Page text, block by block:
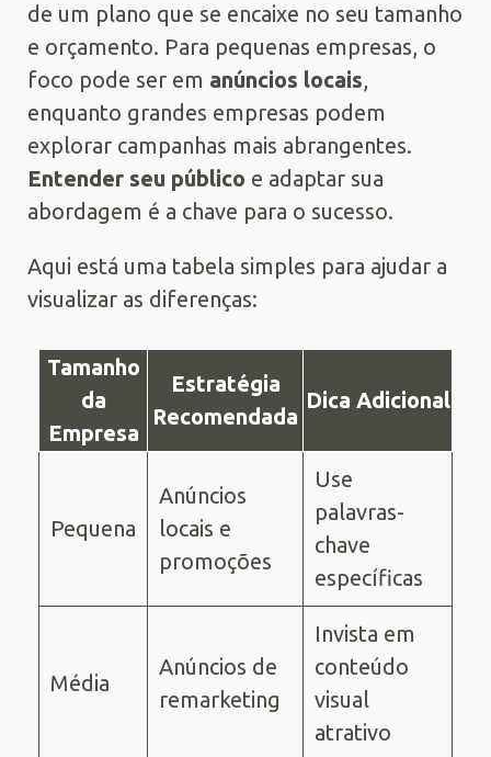
de um plano que se encaixe no seu tamanho
e orçamento. Para pequenas empresas, o
foco pode ser em anúncios locais,
enquanto grandes empresas podem
explorar campanhas mais abrangentes.
Entender seu público e adaptar sua
abordagem é a chave para o sucesso.
Aqui está uma tabela simples para ajudar a
visualizar as diferenças:
Tamanho
da
Empresa
Estratégia
Recomendada
Dica Adicional
Pequena
Anúncios
locais e
promoções
Use
palavras-
chave
específicas
Média
Anúncios de
remarketing
Invista em
conteúdo
visual
atrativo